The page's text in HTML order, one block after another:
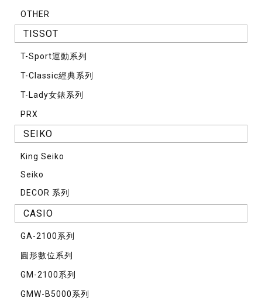
OTHER
TISSOT
T-Sport運動系列
T-Classic經典系列
T-Lady女錶系列
PRX
SEIKO
King Seiko
Seiko
DECOR 系列
CASIO
GA-2100系列
圓形數位系列
GM-2100系列
GMW-B5000系列